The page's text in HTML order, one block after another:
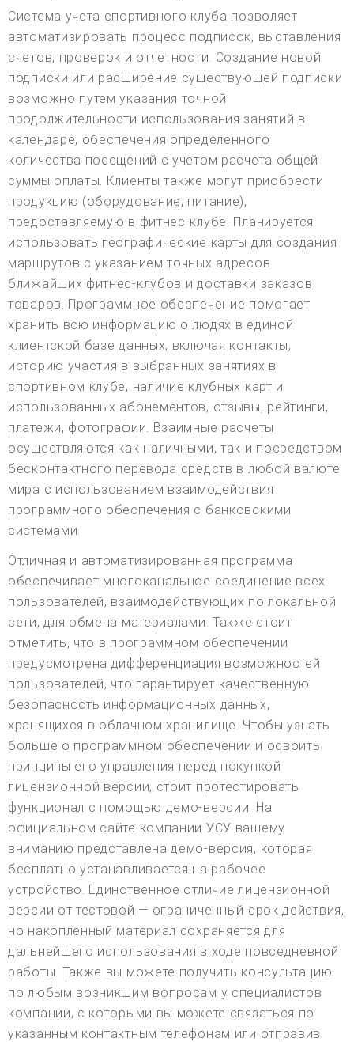
Система учета спортивного клуба позволяет
автоматизировать процесс подписок, выставления
счетов, проверок и отчетности. Создание новой
подписки или расширение существующей подписки
возможно путем указания точной
продолжительности использования занятий в
календаре, обеспечения определенного
количества посещений с учетом расчета общей
суммы оплаты. Клиенты также могут приобрести
продукцию (оборудование, питание),
предоставляемую в фитнес-клубе. Планируется
использовать географические карты для создания
маршрутов с указанием точных адресов
ближайших фитнес-клубов и доставки заказов
товаров. Программное обеспечение помогает
хранить всю информацию о людях в единой
клиентской базе данных, включая контакты,
историю участия в выбранных занятиях в
спортивном клубе, наличие клубных карт и
использованных абонементов, отзывы, рейтинги,
платежи, фотографии. Взаимные расчеты
осуществляются как наличными, так и посредством
бесконтактного перевода средств в любой валюте
мира с использованием взаимодействия
программного обеспечения с банковскими
системами.
Отличная и автоматизированная программа
обеспечивает многоканальное соединение всех
пользователей, взаимодействующих по локальной
сети, для обмена материалами. Также стоит
отметить, что в программном обеспечении
предусмотрена дифференциация возможностей
пользователей, что гарантирует качественную
безопасность информационных данных,
хранящихся в облачном хранилище. Чтобы узнать
больше о программном обеспечении и освоить
принципы его управления перед покупкой
лицензионной версии, стоит протестировать
функционал с помощью демо-версии. На
официальном сайте компании УСУ вашему
вниманию представлена демо-версия, которая
бесплатно устанавливается на рабочее
устройство. Единственное отличие лицензионной
версии от тестовой — ограниченный срок действия,
но накопленный материал сохраняется для
дальнейшего использования в ходе повседневной
работы. Также вы можете получить консультацию
по любым возникшим вопросам у специалистов
компании, с которыми вы можете связаться по
указанным контактным телефонам или отправив